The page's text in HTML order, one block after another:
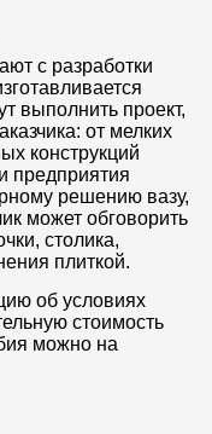
с разработки
выполнить проект,
от мелких
конструкций
предприятия
решению вазу,
может обговорить
столика,
плиткой.
об условиях
стоимость
можно на